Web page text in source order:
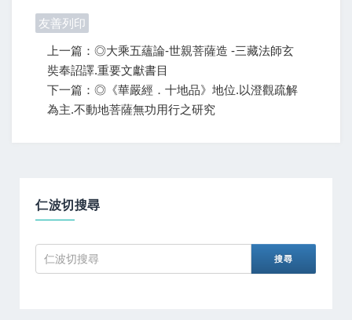
友善列印
上一篇：◎大乘五蘊論-世親菩薩造 -三藏法師玄
奘奉詔譯.重要文獻書目
下一篇：◎《華嚴經．十地品》地位.以澄觀疏解
為主.不動地菩薩無功用行之研究
仁波切搜尋